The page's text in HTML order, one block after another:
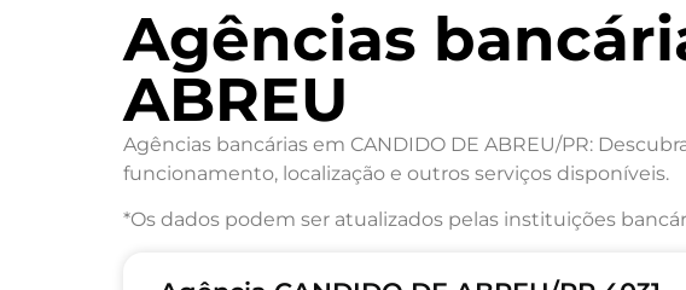
Agências
ABREU
Agências bancárias em CANDIDO DE ABREU/PR:
funcionamento, localização e outros serviços disponíveis.
*Os dados podem ser atualizados pelas instituições